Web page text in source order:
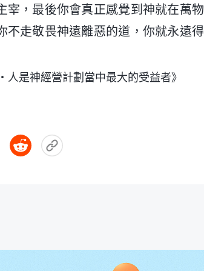
宰，最後你會真正感覺到神就在萬物
不走敬畏神遠離惡的道，你就永遠得
是神經營計劃當中最大的受益者》